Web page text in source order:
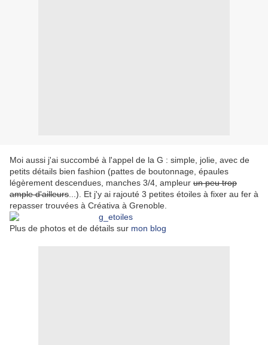
Moi aussi j'ai succombé à l'appel de la G : simple, jolie, avec de
petits détails bien fashion (pattes de boutonnage, épaules
légèrement descendues, manches 3/4, ampleur un peu trop
ample d'ailleurs ...). Et j'y ai rajouté 3 petites étoiles à fixer au fer à
repasser trouvées à Créativa à Grenoble.
Plus de photos et de détails sur mon blog